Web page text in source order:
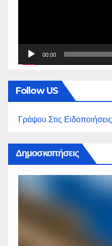
00:00
Follow US
Γράψου Στις Ειδοποιήσεις
Δημοσκοπήσεις